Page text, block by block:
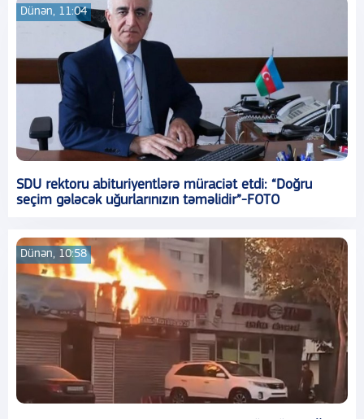
Dünən, 11:04
SDU rektoru abituriyentlərə müraciət etdi: “Doğru
seçim gələcək uğurlarınızın təməlidir”-FOTO
Dünən, 10:58